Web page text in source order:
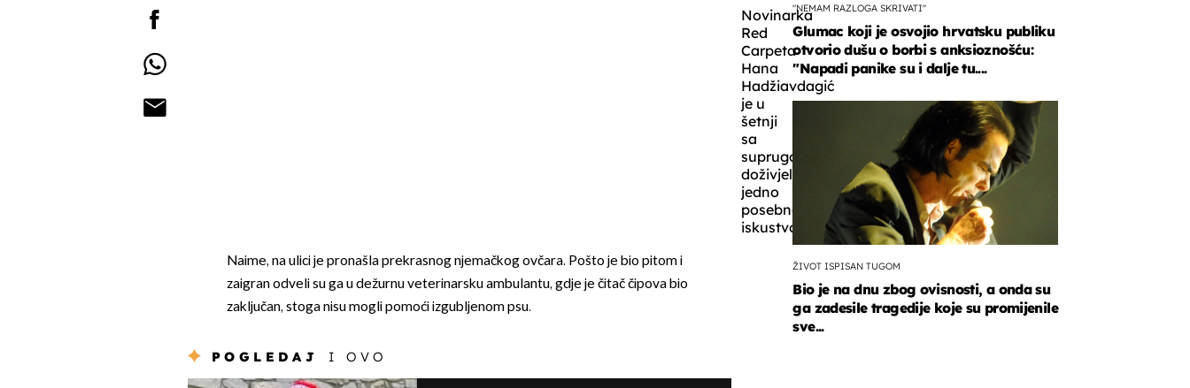
Novinarka
Red
Carpeta
Hana
Hadžiavdagić
je u
šetnji
sa
suprugom
doživjela
jedno
posebno
iskustvo.
Naime, na ulici je pronašla prekrasnog njemačkog ovčara. Pošto je bio pitom i
zaigran odveli su ga u dežurnu veterinarsku ambulantu, gdje je čitač čipova bio
zaključan, stoga nisu mogli pomoći izgubljenom psu.
POGLEDAJ I OVO
"NEMAM RAZLOGA SKRIVATI"
Glumac koji je osvojio hrvatsku publiku
otvorio dušu o borbi s anksioznošću:
"Napadi panike su i dalje tu....
ŽIVOT ISPISAN TUGOM
Bio je na dnu zbog ovisnosti, a onda su
ga zadesile tragedije koje su promijenile
sve...